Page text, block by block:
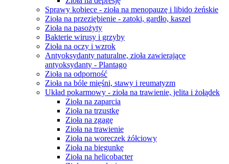
Sprawy kobiece - zioła na menopauzę i libido żeńskie
Zioła na przeziębienie - zatoki, gardło, kaszel
Zioła na pasożyty
Bakterie wirusy i grzyby
Zioła na oczy i wzrok
Antyoksydanty naturalne, zioła zawierające
antyoksydanty - Plantago
Zioła na odporność
Zioła na bóle mięśni, stawy i reumatyzm
Układ pokarmowy - zioła na trawienie, jelita i żołądek
Zioła na zaparcia
Zioła na trzustkę
Zioła na zgagę
Zioła na trawienie
Zioła na woreczek żółciowy
Zioła na biegunkę
Zioła na helicobacter